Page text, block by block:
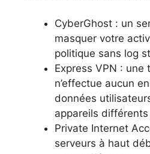
CyberGhost : un
masquer votre
politique sans log
Express VPN : une
n’effectue aucun
données
appareils différents
Private Internet
serveurs à haut